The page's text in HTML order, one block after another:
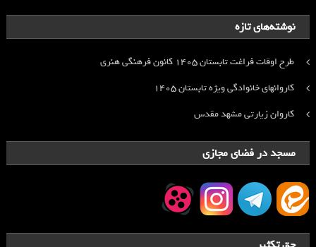
نوشته‌های تازه
طرح اوقات فراغت تابستان ۱۴۰۵ کانون فرهنگی هنری
کاروانهای خانوادگی ویژه تابستان ۱۴۰۵
کاروان زیارتی مشهد مقدس
مسجد در فضای مجازی